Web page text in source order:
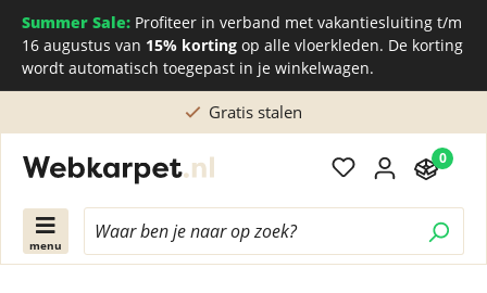
Summer Sale: Profiteer in verband met vakantiesluiting t/m
16 augustus van 15% korting op alle vloerkleden. De korting
wordt automatisch toegepast in je winkelwagen.
Gratis stalen
menu
0